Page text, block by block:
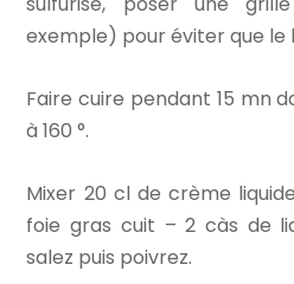
exemple) pour éviter que le
Faire cuire pendant 15 mn
à 160 °.
Mixer 20 cl de crème
foie gras cuit – 2 càs de
salez puis poivrez.